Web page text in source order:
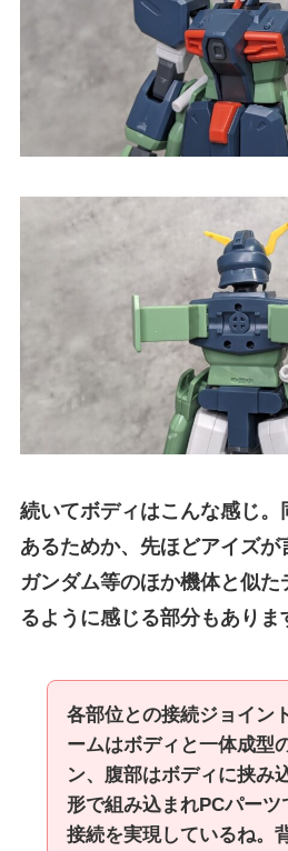
続いてボディはこんな感じ。
あるためか、先ほどアイズが
ガンダム等のほか機体と似
るように感じる部分もありま
各部位との接続ジョイン
ームはボディと一体成型
ン、腹部はボディに挟み
形で組み込まれPCパーツ
接続を実現しているね。